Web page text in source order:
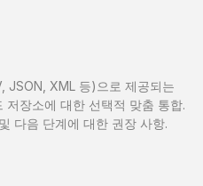
JSON, XML 등)으로 제공되는
저장소에 대한 선택적 맞춤 통합.
다음 단계에 대한 권장 사항.